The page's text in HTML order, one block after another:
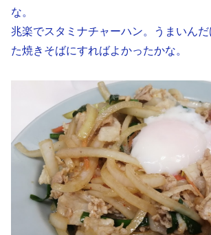
な。
兆楽でスタミナチャーハン。うまいん
た焼きそばにすればよかったかな。